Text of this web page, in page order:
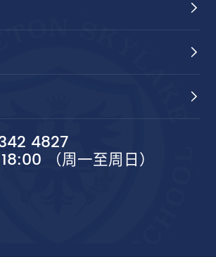
4827
（周一至周日）